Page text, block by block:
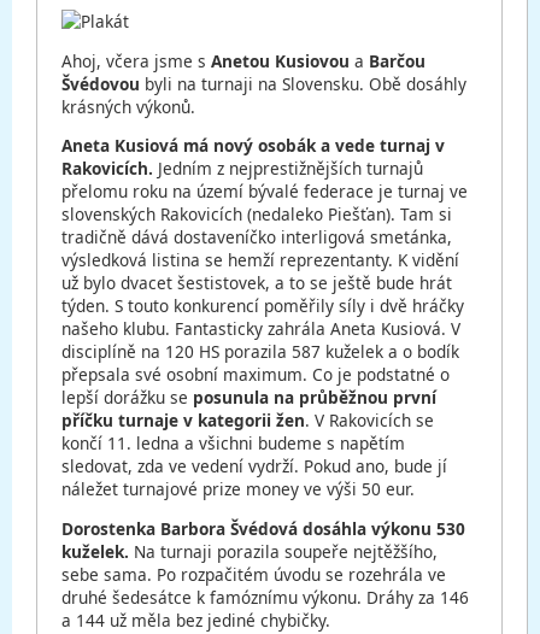
Ahoj, včera jsme s Anetou Kusiovou a Barčou
Švédovou byli na turnaji na Slovensku. Obě dosáhly
krásných výkonů.
Aneta Kusiová má nový osobák a vede turnaj v
Rakovicích. Jedním z nejprestižnějších turnajů
přelomu roku na území bývalé federace je turnaj ve
slovenských Rakovicích (nedaleko Piešťan). Tam si
tradičně dává dostaveníčko interligová smetánka,
výsledková listina se hemží reprezentanty. K vidění
už bylo dvacet šestistovek, a to se ještě bude hrát
týden. S touto konkurencí poměřily síly i dvě hráčky
našeho klubu. Fantasticky zahrála Aneta Kusiová. V
disciplíně na 120 HS porazila 587 kuželek a o bodík
přepsala své osobní maximum. Co je podstatné o
lepší dorážku se posunula na průběžnou první
příčku turnaje v kategorii žen. V Rakovicích se
končí 11. ledna a všichni budeme s napětím
sledovat, zda ve vedení vydrží. Pokud ano, bude jí
náležet turnajové prize money ve výši 50 eur.
Dorostenka Barbora Švédová dosáhla výkonu 530
kuželek. Na turnaji porazila soupeře nejtěžšího,
sebe sama. Po rozpačitém úvodu se rozehrála ve
druhé šedesátce k famóznímu výkonu. Dráhy za 146
a 144 už měla bez jediné chybičky.